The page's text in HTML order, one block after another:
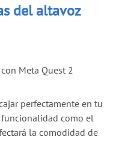
del altavoz
Meta Quest 2
perfectamente en tu
como el
la comodidad de